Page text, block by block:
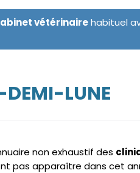
vétérinairehabituel
DEMI-LUNE
non exhaustif des
pas apparaître dans cet